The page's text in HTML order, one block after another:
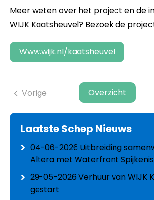
Meer weten over het project en de
WIJK Kaatsheuvel? Bezoek de
www.wijk.nl/kaatsheuvel
Overzicht
Vorige
Laatste Schep Nieuws
04-06-2026 Uitbreiding
Altera met Waterfront
29-05-2026 Verhuur van WIJK
gestart